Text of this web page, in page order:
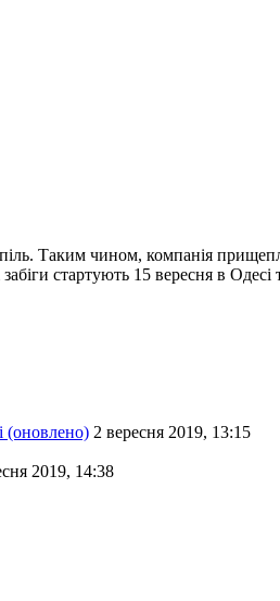
Таким чином, компанія
стартують 15 вересня в
(оновлено) 2 вересня 2019, 13:15
2019, 14:38